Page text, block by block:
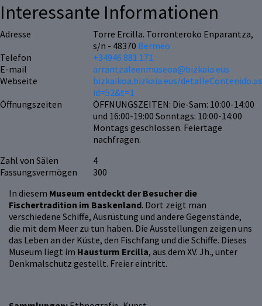
In diesem Museum entdeckt der Besucher die
Fischertradition im Baskenland. Dort zeigt man
verschiedene Schiffe, Ausrüstung und andere Gegenstände,
die mit dem Meer zu tun haben. Die Ausstellungen zeigen uns
das Leben an der Küste, den Fischfang und die Schiffe. Dieses
Museum liegt im Hausturm Ercilla, aus dem XV. Jh., unter
Denkmalschutz gestellt. Freier eintritt.
Interessante Informationen
Adresse
Torre Ercilla. Torronteroko Enparantza,
s/n - 48370 Bermeo
Telefon
+34946 881 171
E-mail
arrantzaleenmuseoa@bizkaia.eus
Webseite
bizkaikoa.bizkaia.eus/
id=52&t=1
Öffnungszeiten
ÖFFNUNGSZEITEN: Die-Sam: 10:00-14:00
und 16:00-19:00 Sonntags: 10:00-14:00
Montags geschlossen. Feiertage
nachfragen.
Zahl von Sälen
4
Fassungsvermögen
300